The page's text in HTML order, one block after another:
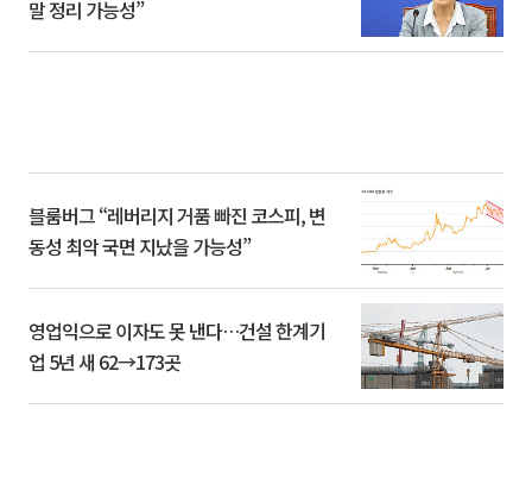
말 정리 가능성”
블룸버그 “레버리지 거품 빠진 코스피, 변
동성 최악 국면 지났을 가능성”
영업익으로 이자도 못 낸다…건설 한계기
업 5년 새 62→173곳